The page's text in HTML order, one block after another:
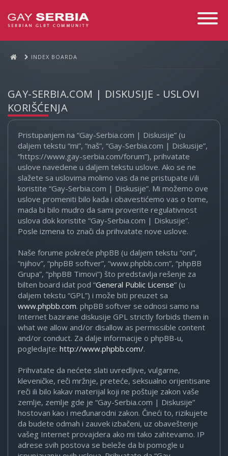
Toggle
INDEX BOARDA
GAY-SERBIA.COM | DISKUSIJE - USLOVI
KORIŠĆENJA
Pristupanjem na “Gay-Serbia.com | Diskusije” (u
daljem tekstu “mi”, “naš”, “Gay-Serbia.com | Diskusije”,
“https://www.gay-serbia.com/forum”), prihvatate
uslove navedene u daljem tekstu uslove. Ako se ne
slažete sa uslovima molimo vas da ne pristupate i/ili
koristite “Gay-Serbia.com | Diskusije”. Mi možemo ove
uslove promeniti bilo kada i obavestićemo vas o tome,
mada bi bilo mudro da sami proverite regulativnost
uslova dok koristite “Gay-Serbia.com | Diskusije”.
Posle izmena to znači da prihvatate nove uslove.
Naše forume pokreće phpBB (u daljem tekstu “oni”,
“njihov”, “phpBB softver”, “www.phpbb.com”, “phpBB
Grupa”, “phpBB Timovi”) što predstavlja rešenje za
bilten board idat pod “General Public License” (u
daljem tekstu “GPL”) i može biti preuzet sa
www.phpbb.com. phpBB softver se odnosi samo na
Internet bazirane diskusije GPL strictly forbids them in
what we allow and/or disallow as permissible content
and/or conduct. Za dalje informacije o phpBB-u,
pogledajte: http://www.phpbb.com/.
Prihvatate da nećete slati uvredljive, vulgarne,
kleveničke, reči mržnje, preteće, seksualno orijentisane
reči ili bilo kakav materijal koji ne poštuje zakon vaše
zemlje, zemlje gde je “Gay-Serbia.com | Diskusije”
hostovan kao i međunarodni zakon. Čineći to, rizikujete
da budete odmah i zauvek izbačeni, uz obaveštenje
vašeg Internet provajdera ako mi tako zahtevamo. IP
adrese svih postova se beleže da bi pomogle u